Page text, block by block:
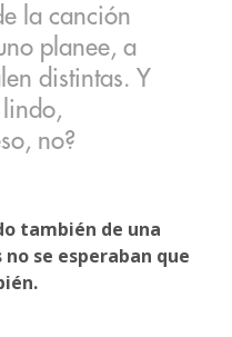
la canción
planee, a
distintas. Y
lindo,
no?
también de una
se esperaban que